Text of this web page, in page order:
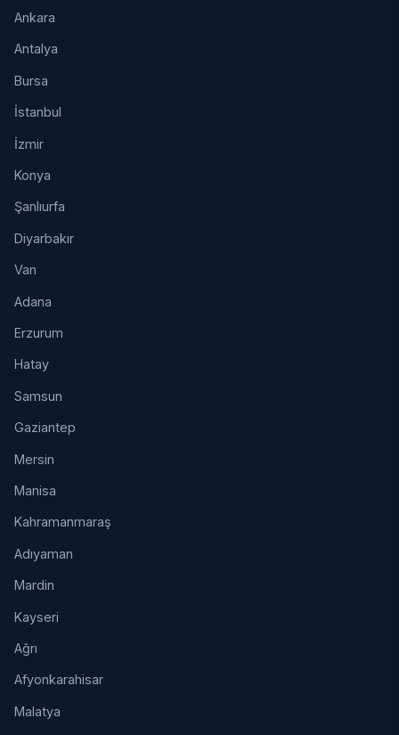
Ankara
Antalya
Bursa
İstanbul
İzmir
Konya
Şanlıurfa
Diyarbakır
Van
Adana
Erzurum
Hatay
Samsun
Gaziantep
Mersin
Manisa
Kahramanmaraş
Adıyaman
Mardin
Kayseri
Ağrı
Afyonkarahisar
Malatya